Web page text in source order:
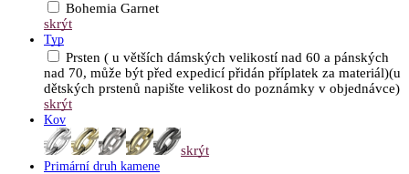
Bohemia Garnet
skrýt
Typ
Prsten ( u větších dámských velikostí nad 60 a pánských
nad 70, může být před expedicí přidán příplatek za materiál)(u
dětských prstenů napište velikost do poznámky v objednávce)
skrýt
Kov
skrýt
Primární druh kamene